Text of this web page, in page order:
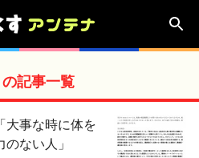
記事一覧
大事な時に体を
ない人」